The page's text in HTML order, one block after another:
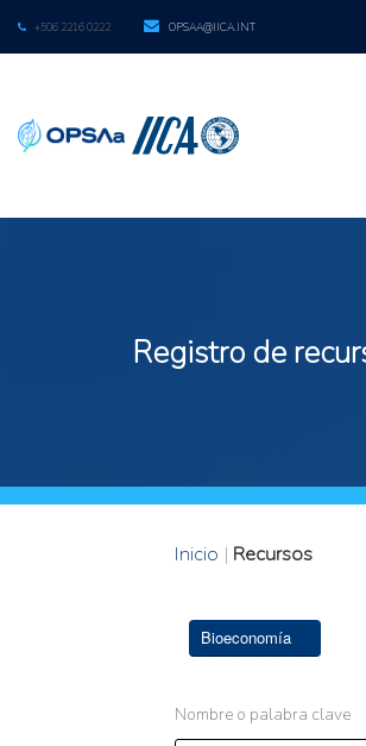
+506 2216 0222 OPSAA@IICA.INT
Registro de
Inicio | Recursos
Bioeconomía
Nombre o palabra clave